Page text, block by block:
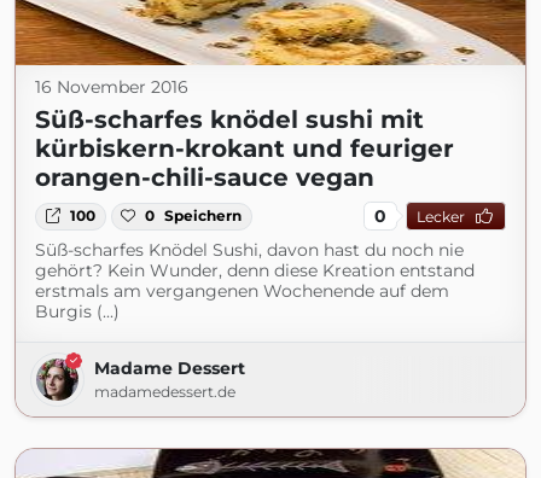
16 November 2016
Süß-scharfes knödel sushi mit
kürbiskern-krokant und feuriger
orangen-chili-sauce vegan
100 0 Speichern 0 Lecker
Süß-scharfes Knödel Sushi, davon hast du noch nie
gehört? Kein Wunder, denn diese Kreation entstand
erstmals am vergangenen Wochenende auf dem
Burgis (...)
Madame Dessert
madamedessert.de